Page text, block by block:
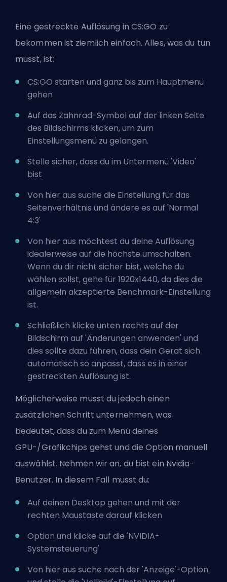
Eine gestreckte Auflösung in CS:GO zu
bekommen ist ziemlich einfach. Alles, was du tun
musst, ist:
CS:GO starten und ganz bis zum Hauptmenü
gehen
Auf das Zahnrad-Symbol auf der linken Seite
des Bildschirms klicken, um zum
Einstellungsmenü zu gelangen.
Stelle sicher, dass du im Untermenü 'Video'
bist
Von hier aus suche die Einstellung für das
Seitenverhältnis und ändere es auf 'Normal
4:3'
Von hier aus möchtest du deine Auflösung
idealerweise auf die höchste umschalten.
Wenn du dir nicht sicher bist, welche du
wählen sollst, gehe für 1920x1440, da dies die
allgemein akzeptierte Benchmark-Einstellung
ist.
Schließlich klicke unten rechts auf der
Bildschirm auf 'Änderungen anwenden' und
dies sollte dazu führen, dass dein Gerät sich
automatisch so anpasst, dass es in einer
gestreckten Auflösung ist.
Möglicherweise musst du jedoch einen
zusätzlichen Schritt unternehmen, was
bedeutet, dass du zum Menü deines
GPU-/Grafikchips gehst und die Option manuell
auswählst. Nehmen wir an, du bist ein Nvidia-
Benutzer. In diesem Fall musst du:
Auf deinen Desktop gehen und mit der
rechten Maustaste darauf klicken
Option und klicke auf die 'NVIDIA-
Systemsteuerung'
Von hier aus suche nach der 'Anzeige'-Option